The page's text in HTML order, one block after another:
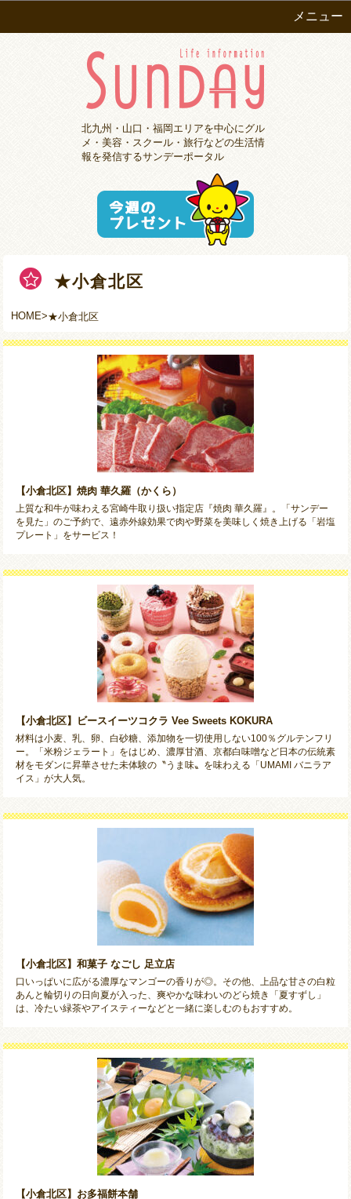
北九州・山口・福岡エリアを中心にグル
メ・美容・スクール・旅行などの生活情
報を発信するサンデーポータル
メニュー
★小倉北区
HOME>★小倉北区
【小倉北区】焼肉 華久羅（かくら）
上質な和牛が味わえる宮崎牛取り扱い指定店『焼肉 華久羅』。「サンデー
を見た」のご予約で、遠赤外線効果で肉や野菜を美味しく焼き上げる「岩塩
プレート」をサービス！
【小倉北区】ビースイーツコクラ Vee Sweets KOKURA
材料は小麦、乳、卵、白砂糖、添加物を一切使用しない100％グルテンフリ
ー。「米粉ジェラート」をはじめ、濃厚甘酒、京都白味噌など日本の伝統素
材をモダンに昇華させた未体験の〝うま味〟を味わえる「UMAMI バニラア
イス」が大人気。
【小倉北区】和菓子 なごし 足立店
口いっぱいに広がる濃厚なマンゴーの香りが◎。その他、上品な甘さの白粒
あんと輪切りの日向夏が入った、爽やかな味わいのどら焼き「夏すずし」
は、冷たい緑茶やアイスティーなどと一緒に楽しむのもおすすめ。
【小倉北区】お多福餅本舗